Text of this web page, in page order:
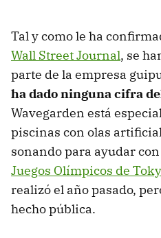
Tal y como le ha
Wall Street Journal, se
parte de la empresa
ha dado ninguna cifra
Wavegarden está
piscinas con olas
sonando para ayudar
Juegos Olímpicos de
realizó el año pasado,
hecho pública.